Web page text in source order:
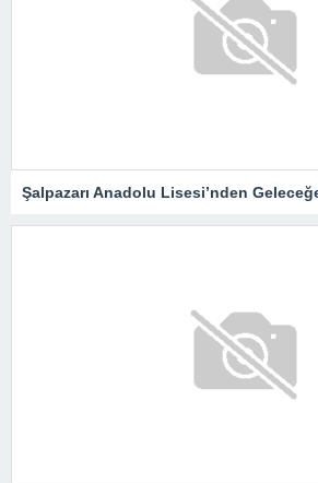
Şalpazarı Anadolu Lisesi’nden